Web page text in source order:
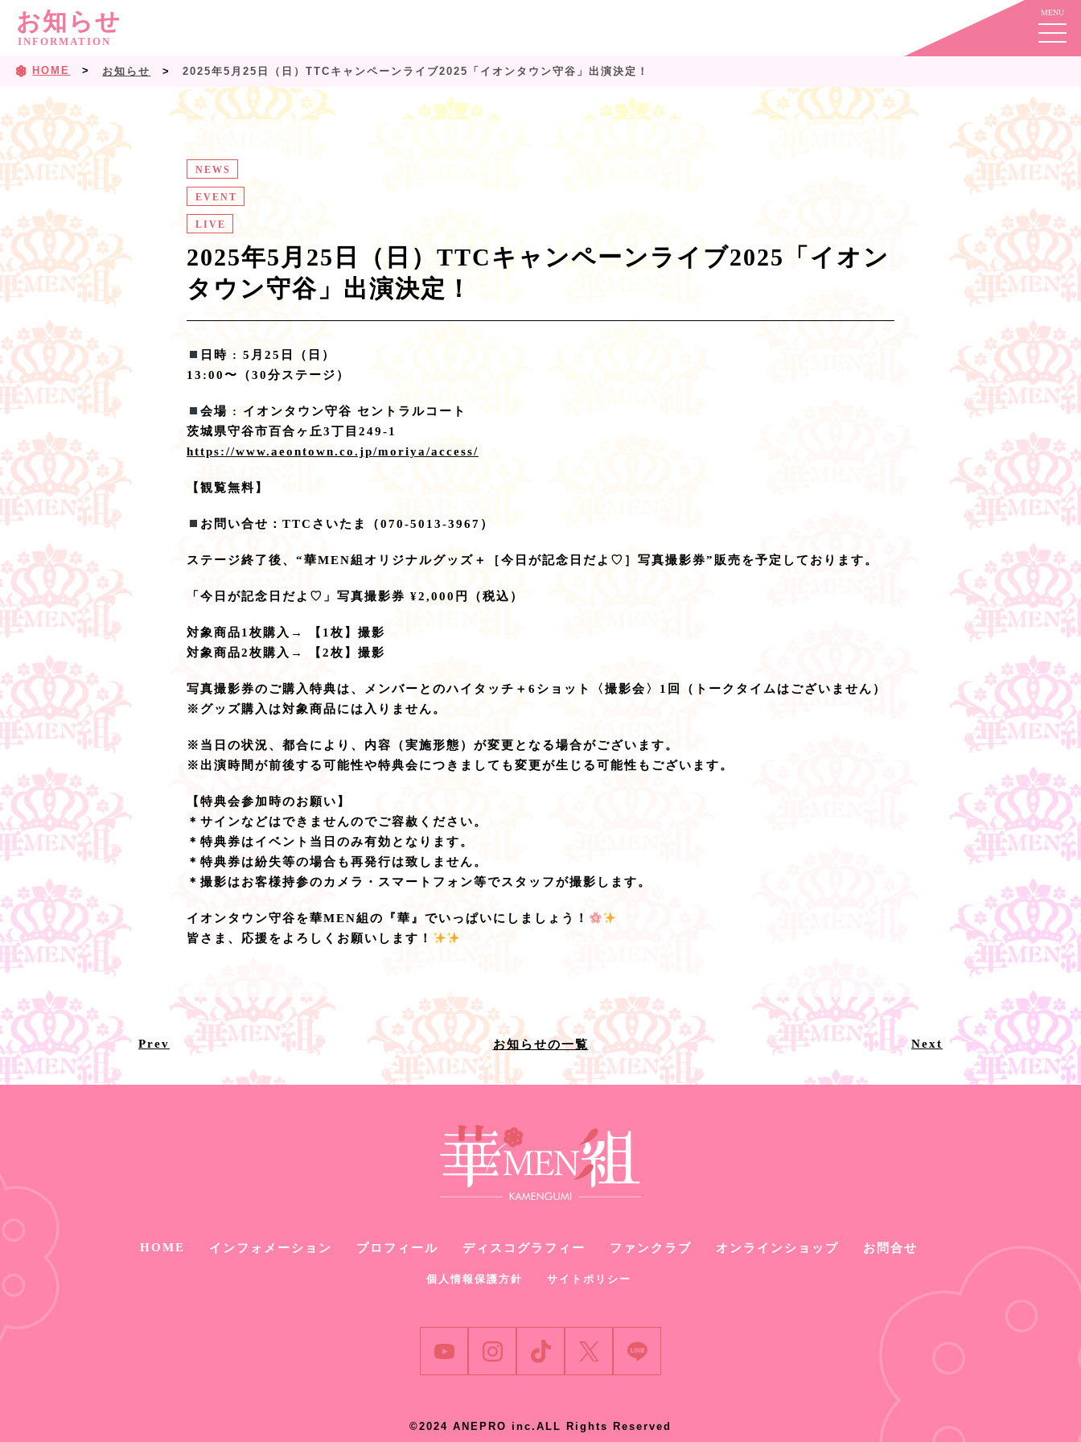
お知らせ
INFORMATION
HOME お知らせ 2025年5月25日（日）TTCキャンペーンライブ2025「イオンタウン守谷」出演決定！
NEWS
EVENT
LIVE
2025年5月25日（日）TTCキャンペーンライブ2025「イオン
タウン守谷」出演決定！
日時 : 5月25日（日）
13:00〜（30分ステージ）
会場 : イオンタウン守谷 セントラルコート
茨城県守谷市百合ヶ丘3丁目249-1
https://www.aeontown.co.jp/moriya/access/
【観覧無料】
お問い合せ：TTCさいたま（070-5013-3967）
ステージ終了後、“華MEN組オリジナルグッズ＋［今日が記念日だよ♡］写真撮影券”販売を予定しております。
「今日が記念日だよ♡」写真撮影券 ¥2,000円（税込）
対象商品1枚購入→ 【1枚】撮影
対象商品2枚購入→ 【2枚】撮影
写真撮影券のご購入特典は、メンバーとのハイタッチ＋6ショット〈撮影会〉1回（トークタイムはございません）
※グッズ購入は対象商品には入りません。
※当日の状況、都合により、内容（実施形態）が変更となる場合がございます。
※出演時間が前後する可能性や特典会につきましても変更が生じる可能性もございます。
【特典会参加時のお願い】
＊サインなどはできませんのでご容赦ください。
＊特典券はイベント当日のみ有効となります。
＊特典券は紛失等の場合も再発行は致しません。
＊撮影はお客様持参のカメラ・スマートフォン等でスタッフが撮影します。
イオンタウン守谷を華MEN組の『華』でいっぱいにしましょう！
皆さま、応援をよろしくお願いします！
Prev お知らせの一覧 Next
HOME インフォメーション プロフィール ディスコグラフィー ファンクラブ オンラインショップ お問合せ
個人情報保護方針 サイトポリシー
©2024 ANEPRO inc.ALL Rights Reserved